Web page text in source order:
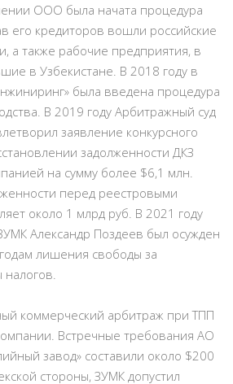
ООО была начата процедура
его кредиторов вошли российские
а также рабочие предприятия, в
в Узбекистане. В 2018 году в
была введена процедура
В 2019 году Арбитражный суд
заявление конкурсного
задолженности ДКЗ
на сумму более $6,1 млн.
перед реестровыми
около 1 млрд руб. В 2021 году
Александр Поздеев был осужден
лишения свободы за
коммерческий арбитраж при ТПП
Встречные требования АО
завод» составили около $200
стороны, ЗУМК допустил